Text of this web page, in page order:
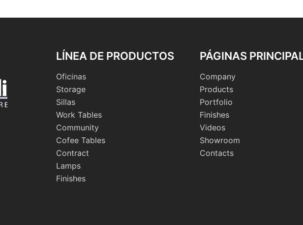
LÍNEA DE PRODUCTOS
Oficinas
Storage
Sillas
Work Tables
Community
Cofee Tables
Contract
Lamps
Finishes
PÁGINAS
Company
Products
Portfolio
Finishes
Videos
Showroom
Contacts